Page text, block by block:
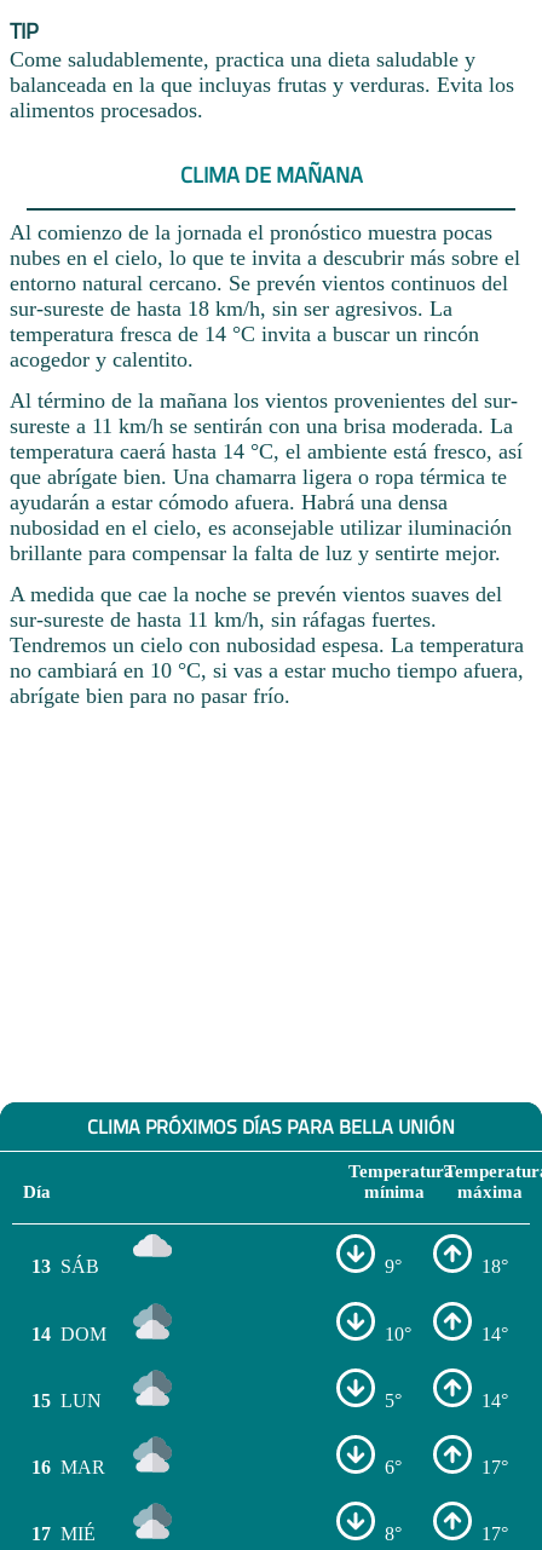
TIP
Come saludablemente, practica una dieta saludable y
balanceada en la que incluyas frutas y verduras. Evita los
alimentos procesados.
CLIMA DE MAÑANA
Al comienzo de la jornada el pronóstico muestra pocas
nubes en el cielo, lo que te invita a descubrir más sobre el
entorno natural cercano. Se prevén vientos continuos del
sur-sureste de hasta 18 km/h, sin ser agresivos. La
temperatura fresca de 14 °C invita a buscar un rincón
acogedor y calentito.
Al término de la mañana los vientos provenientes del sur-
sureste a 11 km/h se sentirán con una brisa moderada. La
temperatura caerá hasta 14 °C, el ambiente está fresco, así
que abrígate bien. Una chamarra ligera o ropa térmica te
ayudarán a estar cómodo afuera. Habrá una densa
nubosidad en el cielo, es aconsejable utilizar iluminación
brillante para compensar la falta de luz y sentirte mejor.
A medida que cae la noche se prevén vientos suaves del
sur-sureste de hasta 11 km/h, sin ráfagas fuertes.
Tendremos un cielo con nubosidad espesa. La temperatura
no cambiará en 10 °C, si vas a estar mucho tiempo afuera,
abrígate bien para no pasar frío.
CLIMA PRÓXIMOS DÍAS PARA BELLA UNIÓN
Día
Temperatura
mínima
máxima
13 SÁB 9° 18°
14 DOM 10° 14°
15 LUN 5° 14°
16 MAR 6° 17°
17 MIÉ 8° 17°